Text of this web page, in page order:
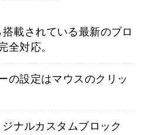
載されている最新のブロ
全対応。
の設定はマウスのクリッ
ナルカスタムブロック